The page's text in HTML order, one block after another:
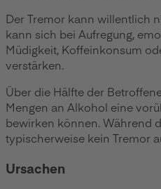
Der Tremor kann willentlich
kann sich bei Aufregung,
Müdigkeit, Koffeinkonsum
verstärken.
Über die Hälfte der
Mengen an Alkohol eine
bewirken können. Während
typischerweise kein Tremor
Ursachen